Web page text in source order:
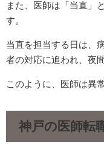
また、医師は「当直」
す。
当直を担当する日は、
者の対応に追われ、夜
このように、医師は異
神戸の医師転